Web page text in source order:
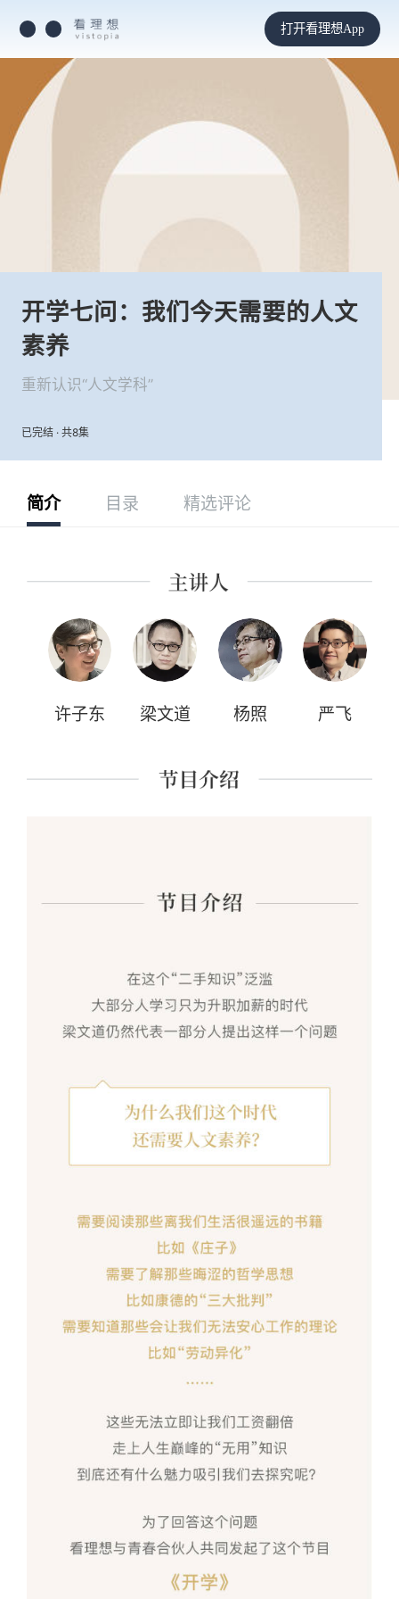
打开看理想App
开学七问：我们今天需要的人文
素养
重新认识“人文学科”
已完结 · 共8集
简介 目录 精选评论
许子东 梁文道 杨照 严飞